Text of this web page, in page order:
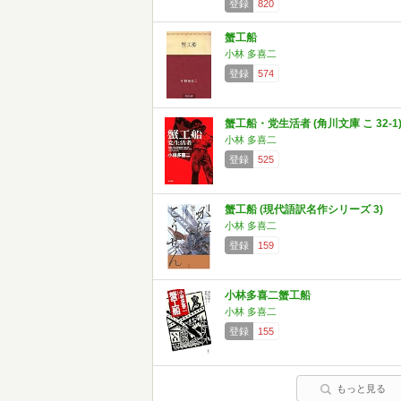
登録 820
蟹工船
小林 多喜二
登録
574
蟹工船・党生活者 (角川文庫 こ 32-1)
小林 多喜二
登録
525
蟹工船 (現代語訳名作シリーズ 3)
小林 多喜二
登録
159
小林多喜二蟹工船
小林 多喜二
登録
155
もっと見る